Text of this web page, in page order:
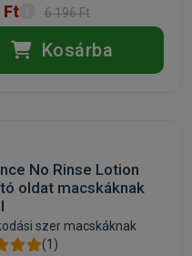
Ft 6 196 Ft
Kosárba
No Rinse Lotion
oldat macskáknak
szer macskáknak
(1)